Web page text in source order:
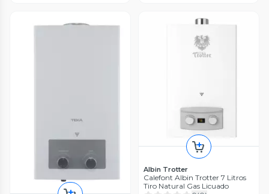
Albin Trotter
Calefont Albin Trotter 7 Litros
Tiro Natural Gas Licuado